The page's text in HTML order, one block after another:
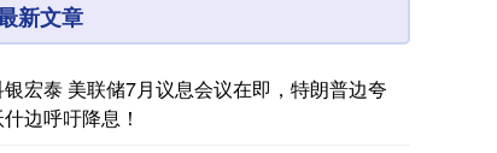
新文章
宏泰 美联储7月议息会议在即，特朗普边夸
边呼吁降息！